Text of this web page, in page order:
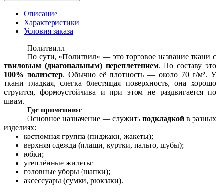
Описание
Характеристики
Условия заказа
Политвилл
По сути, «Политвил» — это торговое название ткани с
твиловым (диагональным) переплетением. По составу это
100% полиэстер. Обычно её плотность — около 70 г/м². У
ткани гладкая, слегка блестящая поверхность, она хорошо
струится, формоустойчива и при этом не раздвигается по
швам.
Где применяют
Основное назначение — служить подкладкойв разных
изделиях:
костюмная группа (пиджаки, жакеты);
верхняя одежда (плащи, куртки, пальто, шубы);
юбки;
утеплённые жилеты;
головные уборы (шапки);
аксессуары (сумки, рюкзаки).